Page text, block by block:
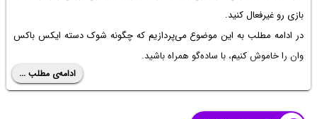
بازی رو غیرفعال کنید.
در ادامه مطلب به این موضوع می‌پردازیم کهچگونه شوک دسته ایکس باکس
وان را خاموش کنیم، با ساده‌گو همراه باشید.
ادامه‌ی مطلب ...